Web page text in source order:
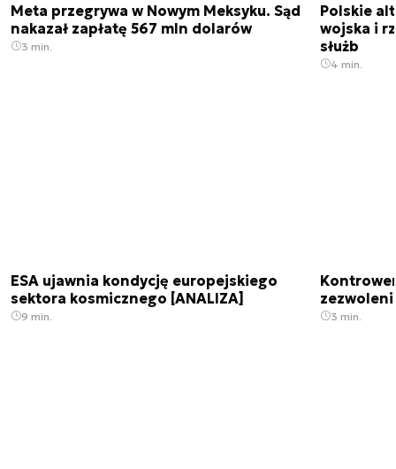
Meta przegrywa w Nowym Meksyku. Sąd
nakazał zapłatę 567 mln dolarów
3 min.
Polskie
wojska i
służb
4 min.
ESA ujawnia kondycję europejskiego
sektora kosmicznego [ANALIZA]
9 min. 3 min.